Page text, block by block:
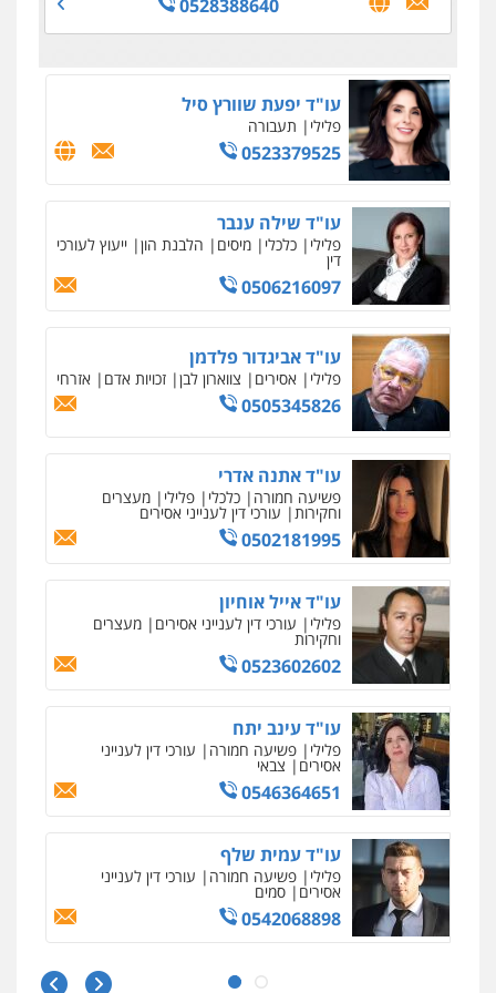
0528388640
פשיעה חמורה עורכי דין לענייני
אסירים סמים
עו"ד שגיא אקו
פלילי מעצרים וחקירות עבירות מין
עורכי דין לענייני אסירים
0525279829
עו"ד שאדי כבהא
פלילי עורכי דין לענייני אסירים
0525556970
עו"ד רויטל סבג שקד
פלילי פשיעה חמורה אמצעי לחימה
אלימות עורכי דין לענייני אסירים
0528615306
עו"ד דרוויש נאשף
פלילי פשיעה חמורה זכויות אדם
0527448141
עו"ד יפעת שוורץ סיל
פלילי תעבורה
0523379525
עו"ד שילה ענבר
פלילי כלכלי
דין
0506216097
עו"ד אביגדור פלדמן
פלילי אסירים צווארון לבן אזרחי
0505345826